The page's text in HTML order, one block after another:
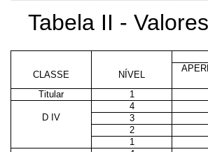
Tabela II -
CLASSE NÍVEL
Titular 1
4
D IV
3
2
1